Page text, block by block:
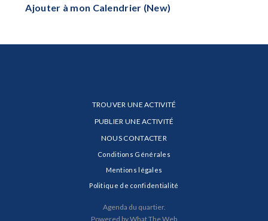
Ajouter à mon Calendrier (New)
TROUVER UNE ACTIVITÉ
PUBLIER UNE ACTIVITÉ
NOUS CONTACTER
Conditions Générales
Mentions légales
Politique de confidentialité
Agenda du quartier.
Powered by What The Web